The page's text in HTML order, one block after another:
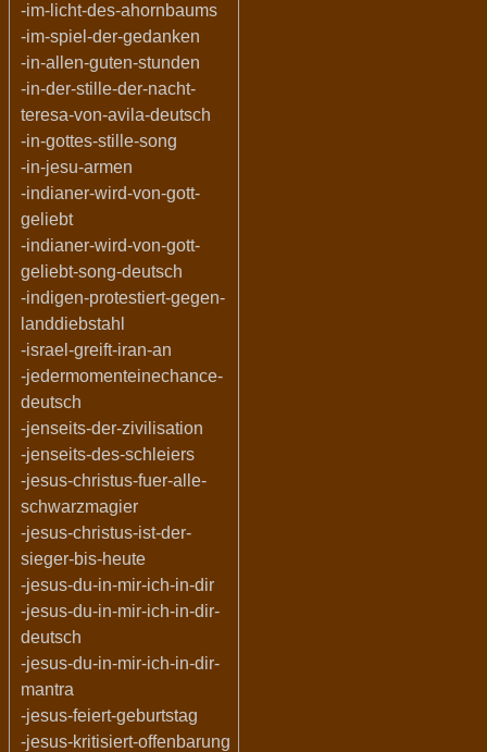
-im-licht-des-ahornbaums
-im-spiel-der-gedanken
-in-allen-guten-stunden
-in-der-stille-der-nacht-
teresa-von-avila-deutsch
-in-gottes-stille-song
-in-jesu-armen
-indianer-wird-von-gott-
geliebt
-indianer-wird-von-gott-
geliebt-song-deutsch
-indigen-protestiert-gegen-
landdiebstahl
-israel-greift-iran-an
-jedermomenteinechance-
deutsch
-jenseits-der-zivilisation
-jenseits-des-schleiers
-jesus-christus-fuer-alle-
schwarzmagier
-jesus-christus-ist-der-
sieger-bis-heute
-jesus-du-in-mir-ich-in-dir
-jesus-du-in-mir-ich-in-dir-
deutsch
-jesus-du-in-mir-ich-in-dir-
mantra
-jesus-feiert-geburtstag
-jesus-kritisiert-offenbarung